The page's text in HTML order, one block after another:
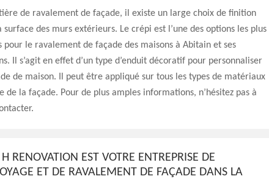
de ravalement de façade, il existe un large choix de finition
surface des murs extérieurs. Le crépi est l’une des options les plus
pour le ravalement de façade des maisons à Abitain et ses
Il s’agit en effet d’un type d’enduit décoratif pour personnaliser
de maison. Il peut être appliqué sur tous les types de matériaux
de la façade. Pour de plus amples informations, n’hésitez pas à
RENOVATION EST VOTRE ENTREPRISE DE
ET DE RAVALEMENT DE FAÇADE DANS LA